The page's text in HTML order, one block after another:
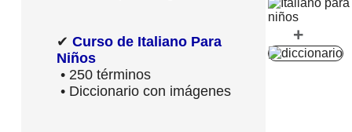
✔ Curso de Italiano Para
Niños
• 250 términos
• Diccionario con imágenes
+